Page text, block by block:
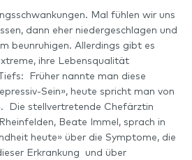
Mal fühlen wir uns
dann eher niedergeschlagen und
beunruhigen. Allerdings gibt es
ihre Lebensqualität
Früher nannte man diese
Sein», heute spricht man von
Die stellvertretende Chefärztin
Beate Immel, sprach in
heute» über die Symptome, die
Erkrankung und über